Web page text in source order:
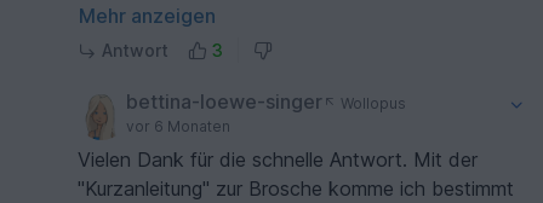
hinten eine nadel für broschen dran und fertig :-)
besonders schön mit den wuschledingern...
Mehr anzeigen
Antwort 3
bettina-loewe-singer
Wollopus
vor 6 Monaten
Vielen Dank für die schnelle Antwort. Mit der
"Kurzanleitung" zur Brosche komme ich bestimmt